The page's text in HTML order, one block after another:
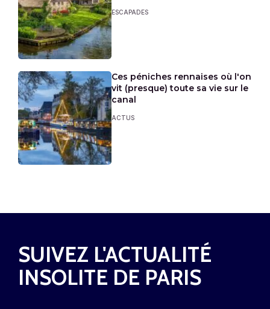
ESCAPADES
Ces péniches rennaises où l'on
vit (presque) toute sa vie sur le
canal
ACTUS
SUIVEZ L'ACTUALITÉ
INSOLITE DE PARIS